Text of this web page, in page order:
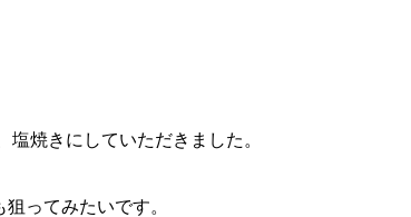
焼きにしていただきました。
ってみたいです。